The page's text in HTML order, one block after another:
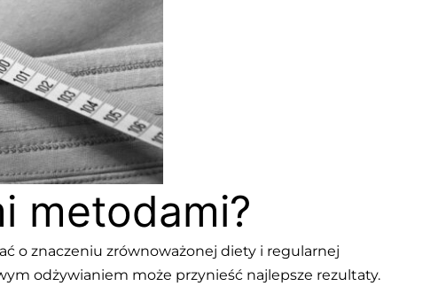
metodami?
o znaczeniu zrównoważonej diety i regularnej
odżywianiem może przynieść najlepsze rezultaty.